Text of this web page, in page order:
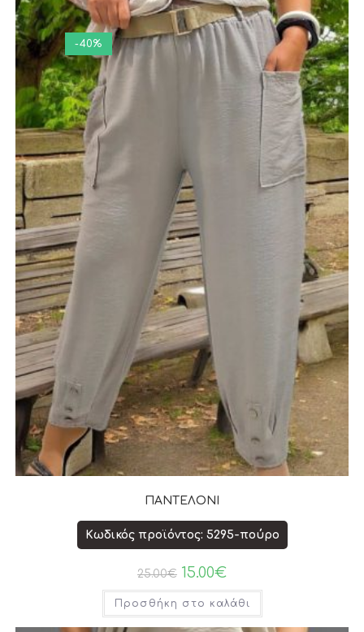
-40%
ΠΑΝΤΕΛΟΝΙ
Κωδικός προϊόντος: 5295-πούρο
25.00€ 15.00€
Προσθήκη στο καλάθι